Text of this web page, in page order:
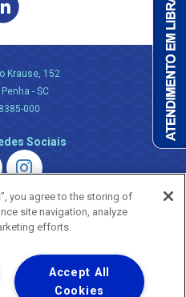
Krause, 152
- SC
000
Sociais
- Todos os Direitos Reservados.
a vida
you agree to the storing of
site navigation, analyze
efforts.
Accept All
Cookies